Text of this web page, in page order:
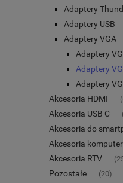
Adaptery
Adaptery USB
Adaptery VGA
Adaptery
Adaptery
Adaptery
Akcesoria HDMI
Akcesoria USB C
Akcesoria do
Akcesoria
Akcesoria RTV
Pozostałe (20)